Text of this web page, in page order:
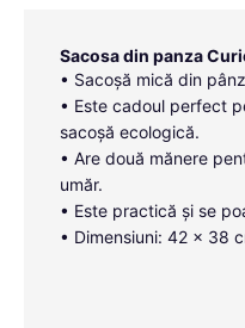
Sacosa din panza
• Sacoșă mică din
• Este cadoul perfect
sacoșă ecologică.
• Are două mănere
umăr.
• Este practică și se
• Dimensiuni: 42 x 38